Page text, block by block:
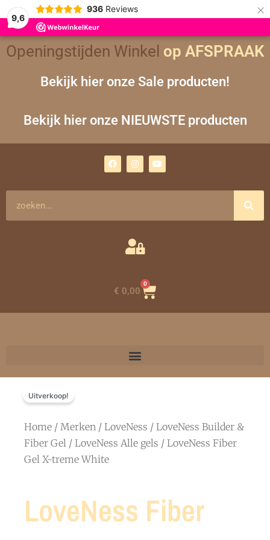
9,6
936 Reviews ×
Openingstijden Winkel op AFSPRAAK
Bekijk hier onze Sale producten!
Bekijk hier onze NIEUWSTE producten
a
c
n
s
m
o
u
€ 0,00
0
Winkelwagen
Uitverkoop!
Home / Merken / LoveNess / LoveNess Builder &
Fiber Gel / LoveNess Alle gels / LoveNess Fiber
Gel X-treme White
LoveNess Fiber